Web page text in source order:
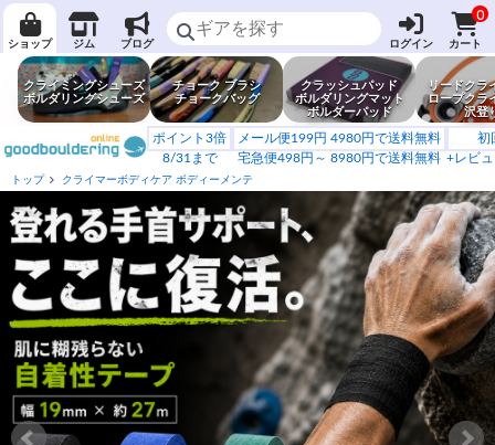
ショップ ジム ブログ ログイン
0
カート
クライミングシューズ
ボルダリングシューズ
チョーク ブラシ
チョークバッグ
クラッシュパッド
ボルダリングマット
ボルダーパッド
リードクラ
ロープクラ
沢登
ポイント3倍
8/31まで
メール便199円 4980円で送料無料
宅急便498円～ 8980円で送料無料
初
+レビ
トップ クライマーボディケア ボディーメンテ